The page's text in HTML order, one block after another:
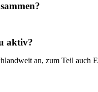
aktiv?
an, zum Teil auch